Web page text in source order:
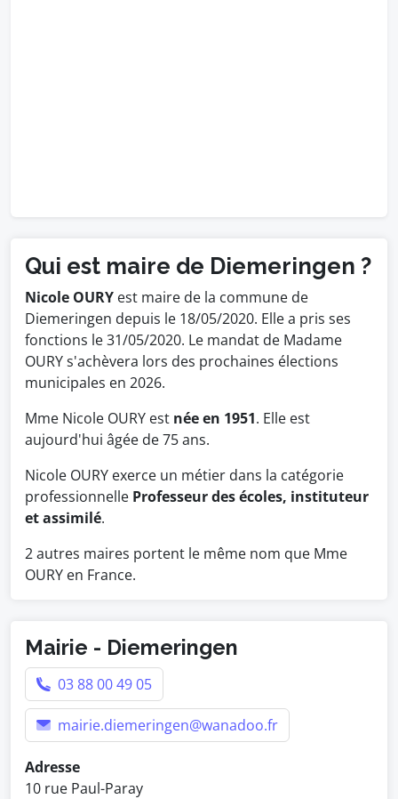
Qui est maire de Diemeringen ?
Nicole OURY est maire de la commune de
Diemeringen depuis le 18/05/2020. Elle a pris ses
fonctions le 31/05/2020. Le mandat de Madame
OURY s'achèvera lors des prochaines élections
municipales en 2026.
Mme Nicole OURY est née en 1951. Elle est
aujourd'hui âgée de 75 ans.
Nicole OURY exerce un métier dans la catégorie
professionnelle Professeur des écoles, instituteur
et assimilé.
2 autres maires portent le même nom que Mme
OURY en France.
Mairie - Diemeringen
03 88 00 49 05
mairie.diemeringen@wanadoo.fr
Adresse
10 rue Paul-Paray